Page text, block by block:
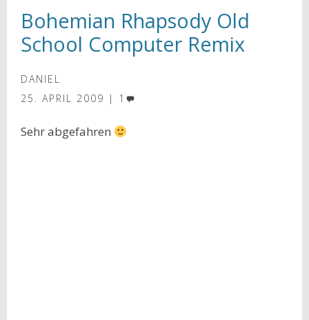
Bohemian Rhapsody Old
School Computer Remix
DANIEL
25. APRIL 2009
1
Sehr abgefahren